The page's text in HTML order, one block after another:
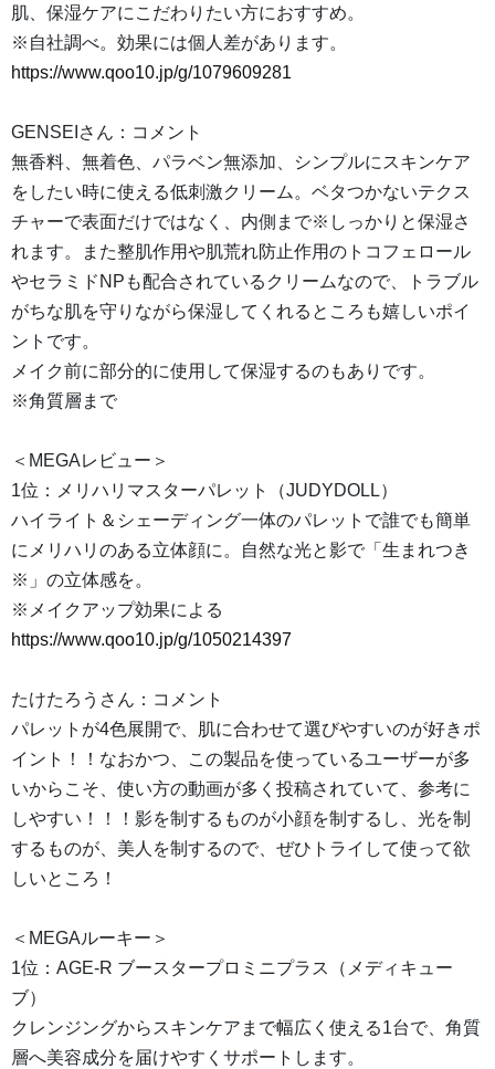
肌、保湿ケアにこだわりたい方におすすめ。
※自社調べ。効果には個人差があります。
https://www.qoo10.jp/g/1079609281
GENSEIさん：コメント
無香料、無着色、パラベン無添加、シンプルにスキンケア
をしたい時に使える低刺激クリーム。ベタつかないテクス
チャーで表面だけではなく、内側まで※しっかりと保湿さ
れます。また整肌作用や肌荒れ防止作用のトコフェロール
やセラミドNPも配合されているクリームなので、トラブル
がちな肌を守りながら保湿してくれるところも嬉しいポイ
ントです。
メイク前に部分的に使用して保湿するのもありです。
※角質層まで
＜MEGAレビュー＞
1位：メリハリマスターパレット（JUDYDOLL）
ハイライト＆シェーディング一体のパレットで誰でも簡単
にメリハリのある立体顔に。自然な光と影で「生まれつき
※」の立体感を。
※メイクアップ効果による
https://www.qoo10.jp/g/1050214397
たけたろうさん：コメント
パレットが4色展開で、肌に合わせて選びやすいのが好きポ
イント！！なおかつ、この製品を使っているユーザーが多
いからこそ、使い方の動画が多く投稿されていて、参考に
しやすい！！！影を制するものが小顔を制するし、光を制
するものが、美人を制するので、ぜひトライして使って欲
しいところ！
＜MEGAルーキー＞
1位：AGE-R ブースタープロミニプラス（メディキュー
ブ）
クレンジングからスキンケアまで幅広く使える1台で、角質
層へ美容成分を届けやすくサポートします。